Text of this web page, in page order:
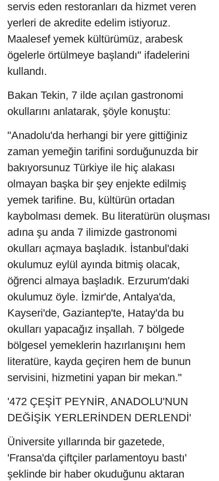
servis eden restoranları da hizmet veren
yerleri de akredite edelim istiyoruz.
Maalesef yemek kültürümüz, arabesk
ögelerle örtülmeye başlandı" ifadelerini
kullandı.
Bakan Tekin, 7 ilde açılan gastronomi
okullarını anlatarak, şöyle konuştu:
"Anadolu'da herhangi bir yere gittiğiniz
zaman yemeğin tarifini sorduğunuzda bir
bakıyorsunuz Türkiye ile hiç alakası
olmayan başka bir şey enjekte edilmiş
yemek tarifine. Bu, kültürün ortadan
kaybolması demek. Bu literatürün oluşması
adına şu anda 7 ilimizde gastronomi
okulları açmaya başladık. İstanbul'daki
okulumuz eylül ayında bitmiş olacak,
öğrenci almaya başladık. Erzurum'daki
okulumuz öyle. İzmir'de, Antalya'da,
Kayseri'de, Gaziantep'te, Hatay'da bu
okulları yapacağız inşallah. 7 bölgede
bölgesel yemeklerin hazırlanışını hem
literatüre, kayda geçiren hem de bunun
servisini, hizmetini yapan bir mekan."
'472 ÇEŞİT PEYNİR, ANADOLU'NUN
DEĞİŞİK YERLERİNDEN DERLENDİ'
Üniversite yıllarında bir gazetede,
'Fransa'da çiftçiler parlamentoyu bastı'
şeklinde bir haber okuduğunu aktaran